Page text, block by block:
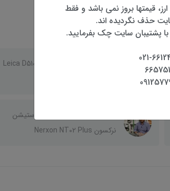
جعبه گشایی متر لیزری لایکا Leica D510
جعبه گشایی و بررسی توتال استیشن
نرکسون Nerxon NT02 Plus
قیمتها بروز نمی باشد و فقط
حذف نگردیده اند.
پشتیبان سایت چک بفرمایید.
021-